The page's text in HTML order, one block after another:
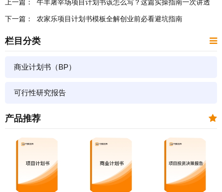
上一篇： 牛羊屠宰场项目计划书该怎么写？这篇实操指南一次讲透
下一篇： 农家乐项目计划书模板全解创业前必看避坑指南
栏目分类
商业计划书（BP）
可行性研究报告
产品推荐